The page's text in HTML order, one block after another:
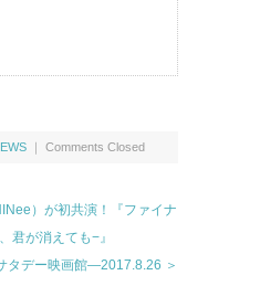
｜ Comments Closed
）が初共演！『ファイナ
君が消えても−』
タデー映画館―2017.8.26 ＞